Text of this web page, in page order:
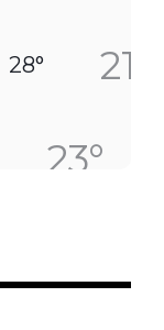
28° 21°
23°
24°